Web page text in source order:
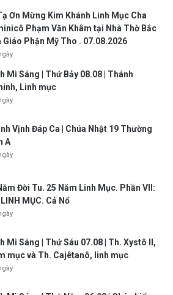
Ơn Mừng Kim Khánh Linh Mục Cha
Phạm Văn Khâm tại Nhà Thờ Bắc
Giáo Phận Mỹ Tho . 07.08.2026
Mì Sáng | Thứ Bảy 08.08 | Thánh
Linh mục
Vịnh Đáp Ca | Chúa Nhật 19 Thường
A
Đời Tu. 25 Năm Linh Mục. Phần VII:
MỤC. Cả Nổ
Mì Sáng | Thứ Sáu 07.08 | Th. Xystô II,
mục và Th. Cajêtanô, linh mục